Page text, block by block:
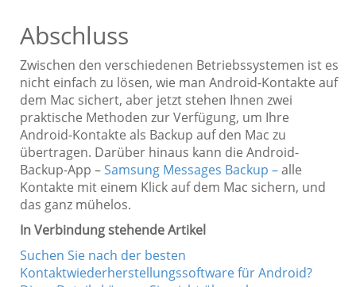
Abschluss
Zwischen den verschiedenen Betriebssystemen ist es
nicht einfach zu lösen, wie man Android-Kontakte auf
dem Mac sichert, aber jetzt stehen Ihnen zwei
praktische Methoden zur Verfügung, um Ihre
Android-Kontakte als Backup auf den Mac zu
übertragen. Darüber hinaus kann die Android-
Backup-App –Samsung Messages Backup –alle
Kontakte mit einem Klick auf dem Mac sichern, und
das ganz mühelos.
In Verbindung stehende Artikel
Suchen Sie nach der besten
Kontaktwiederherstellungssoftware für Android?